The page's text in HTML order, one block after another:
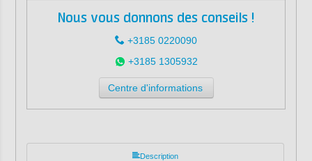
Nous vous donnons des conseils !
+3185 0220090
+3185 1305932
Centre d'informations
Description